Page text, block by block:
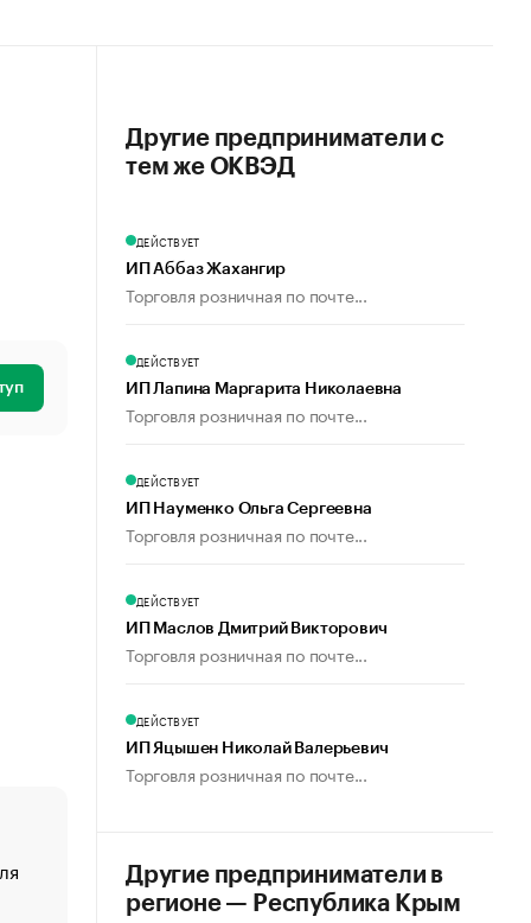
«От спорта тело стареет иначе». Как живет глава
создавшей GTA
Другие предприниматели с
тем же ОКВЭД
ДЕЙСТВУЕТ
ИП Аббаз Жахангир
Торговля розничная по почте...
ДЕЙСТВУЕТ
ИП Лапина Маргарита Николаевна
Торговля розничная по почте...
ДЕЙСТВУЕТ
ИП Науменко Ольга Сергеевна
Торговля розничная по почте...
ДЕЙСТВУЕТ
ИП Маслов Дмитрий Викторович
Торговля розничная по почте...
ДЕЙСТВУЕТ
ИП Яцышен Николай Валерьевич
Торговля розничная по почте...
Другие предприниматели в
регионе — Республика Крым